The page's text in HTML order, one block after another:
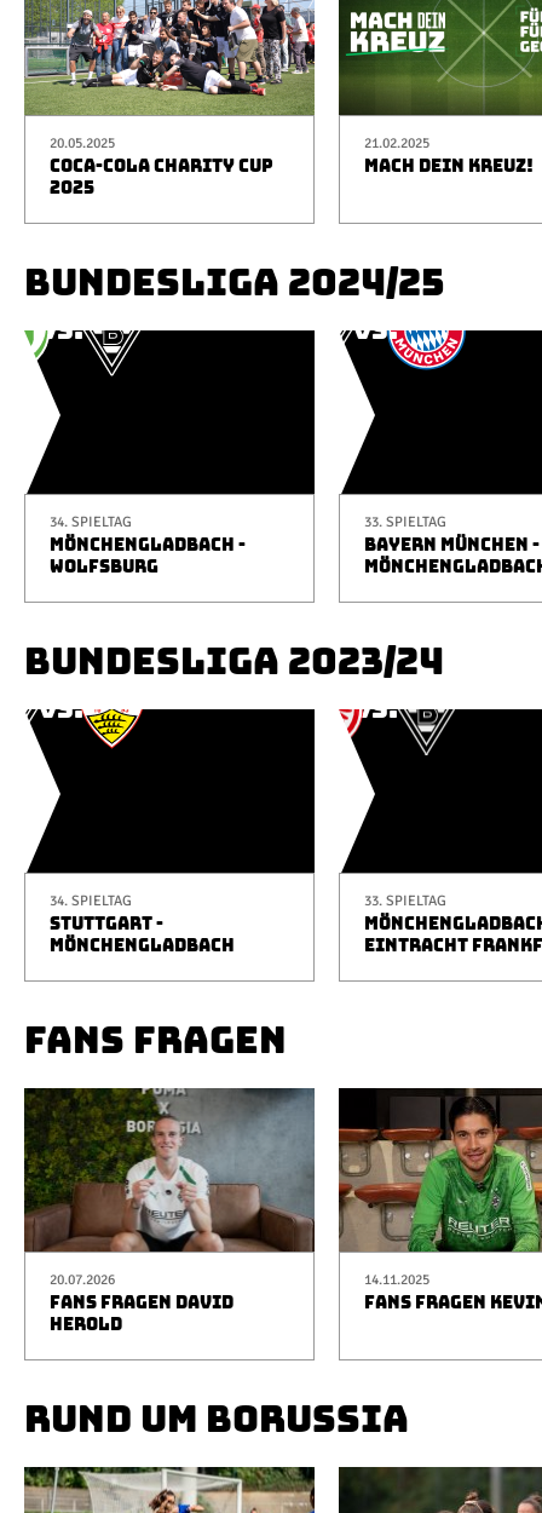
20.05.2025
COCA-COLA CHARITY CUP
2025
21.02.2025
MACH DEIN KREUZ!
BUNDESLIGA 2024/25
34. SPIELTAG
MÖNCHENGLADBACH -
WOLFSBURG
33. SPIELTAG
BAYERN MÜNCHEN -
BUNDESLIGA 2023/24
34. SPIELTAG
STUTTGART -
MÖNCHENGLADBACH
33. SPIELTAG
EINTRACHT
FANS FRAGEN
20.07.2026
FANS FRAGEN DAVID
HEROLD
14.11.2025
FANS FRAGEN
RUND UM BORUSSIA